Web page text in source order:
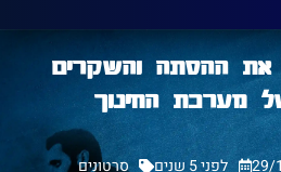
את ההסתה והשקרים
מערכת החינוך
29/ לפני 5 שנים
סרטונים